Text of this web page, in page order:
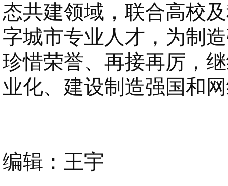
态共建领域，联合高校
字城市专业人才，为制
珍惜荣誉、再接再厉，
业化、建设制造强国和
编辑：王宇